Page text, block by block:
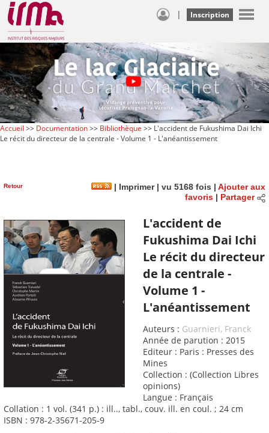
| Inscription
Accueil >> Documentation>> Bibliothèque >> L'accident de Fukushima Dai Ichi
Le récit du directeur de la centrale - Volume 1 - L'anéantissement
Retour | Imprimer| vu 5168 fois | Ajouter aux
favoris| Partager
L'accident de
Fukushima Dai Ichi
Le récit du directeur
de la centrale -
Volume 1 -
L'anéantissement
Auteurs : Guarnieri, Franck
Année de parution : 2015
Editeur : Paris : Presses des
Mines
Collection : (Collection Libres
opinions)
Langue : Français
Collation : 1 vol. (341 p.) : ill.., tabl., couv. ill. en coul. ; 24 cm
ISBN : 978-2-35671-205-9